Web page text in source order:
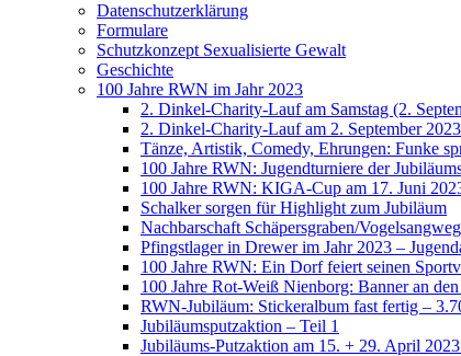
Datenschutzerklärung
Formulare
Schutzkonzept Sexualisierte Gewalt
Geschichte
100 Jahre RWN im Jahr 2023
2. Dinkel-Charity-Lauf am Samstag (2.
2. Dinkel-Charity-Lauf am 2. September
Tänze, Artistik, Comedy, Ehrungen: Funke
100 Jahre RWN: Jugendturniere der
100 Jahre RWN: KIGA-Cup am 17. Juni
Schalker sorgen für Highlight zum Jubiläum
Nachbarschaft Schäpersgraben/
Pfingstlager in Drewer im Jahr 2023 –
100 Jahre RWN: Ein Dorf feiert seinen
100 Jahre Rot-Weiß Nienborg: Banner an
RWN-Jubiläum: Stickeralbum fast fertig –
Jubiläumsputzaktion – Teil 1
Jubiläums-Putzaktion am 15. + 29. April